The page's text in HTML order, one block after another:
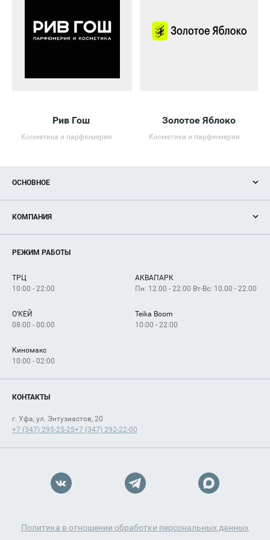
Рив Гош
Косметика и парфюмерия
Золотое Яблоко
Косметика и парфюмерия
ОСНОВНОЕ
Новости
Магазины
Услуги
КОМПАНИЯ
Рекламодателям
Как добраться
РЕЖИМ РАБОТЫ
ТРЦ
10:00 - 22:00
АКВАПАРК
Пн: 12.00 - 22.00 Вт-Вс: 10.00 - 22.00
О'КЕЙ
08:00 - 00:00
Teika Boom
10:00 - 22:00
Киномакс
10:00 - 02:00
КОНТАКТЫ
г. Уфа, ул. Энтузиастов, 20
+7 (347) 295-25-25+7 (347) 292-22-00
Политика в отношении обработки персональных данных